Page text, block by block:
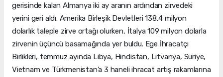
gerisinde kalan Almanya iki ay aranın ardından zirvedeki
yerini geri aldı. Amerika Birleşik Devletleri 138,4 milyon
dolarlık taleple zirve ortağı olurken, İtalya 109 milyon dolarla
zirvenin üçüncü basamağında yer buldu. Ege İhracatçı
Birlikleri, temmuz ayında Libya, Hindistan, Litvanya, Suriye,
Vietnam ve Türkmenistan’a 3 haneli ihracat artış rakamlarına